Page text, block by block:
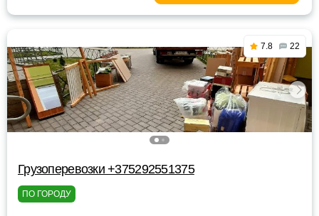
7.8 22
Грузоперевозки +375292551375
ПО ГОРОДУ